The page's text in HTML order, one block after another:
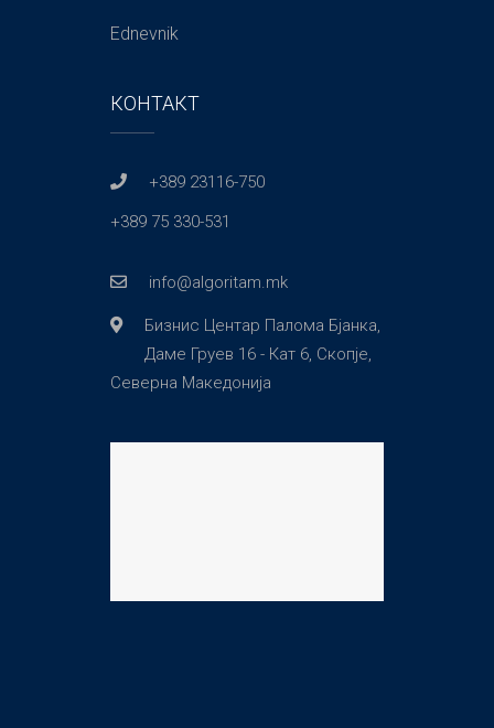
Ednevnik
КОНТАКТ
+389 23116-750
+389 75 330-531
info@algoritam.mk
Бизнис Центар Палома Бјанка,
Даме Груев 16 - Кат 6, Скопје,
Северна Македонија